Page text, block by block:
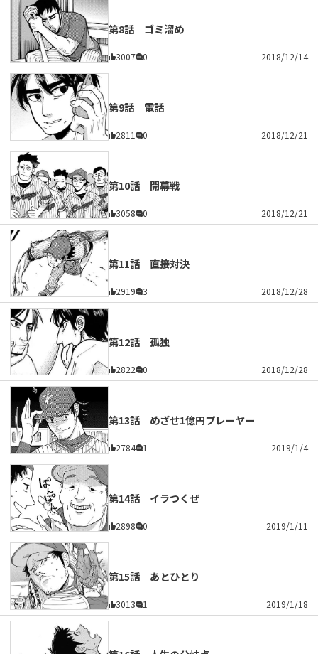
第8話 ゴミ溜め
3007 0 2018/12/14
第9話 電話
2811 0 2018/12/21
第10話 開幕戦
3058 0 2018/12/21
第11話 直接対決
2919 3 2018/12/28
第12話 孤独
2822 0 2018/12/28
第13話 めざせ1億円プレーヤー
2784 1 2019/1/4
第14話 イラつくぜ
2898 0 2019/1/11
第15話 あとひとり
3013 1 2019/1/18